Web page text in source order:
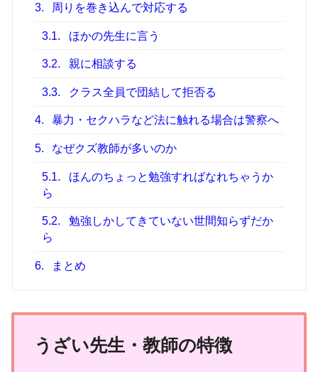
3. 周りを巻き込んで対応する
3.1. ほかの先生に言う
3.2. 親に相談する
3.3. クラス全員で団結して拒否る
4. 暴力・セクハラなど法に触れる場合は警察へ
5. なぜクズ教師が多いのか
5.1.
ほんのちょっと勉強すればなれちゃうか
ら
5.2.
勉強しかしてきていない世間知らずだか
ら
6. まとめ
うざい先生・教師の特徴